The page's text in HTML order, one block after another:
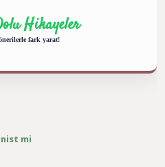
Hikayeler
fark yarat!
mi